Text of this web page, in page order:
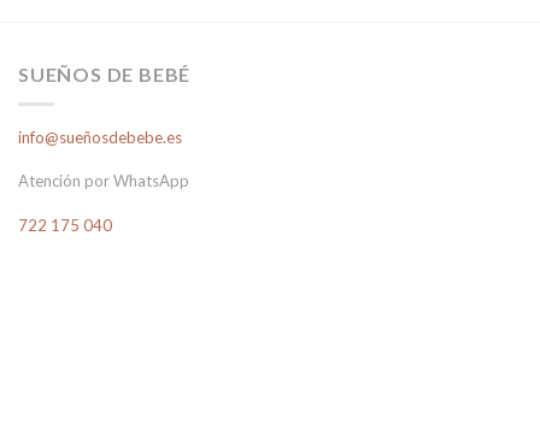
SUEÑOS DE BEBÉ
info@sueñosdebebe.es
Atención por WhatsApp
722 175 040